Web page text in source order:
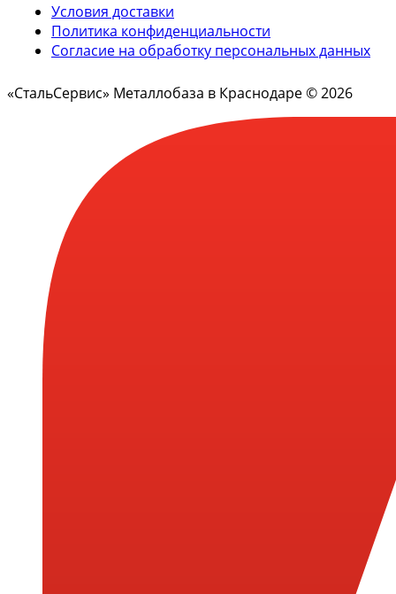
Условия доставки
Политика конфиденциальности
Согласие на обработку персональных данных
«СтальСервис» Металлобаза в Краснодаре © 2026